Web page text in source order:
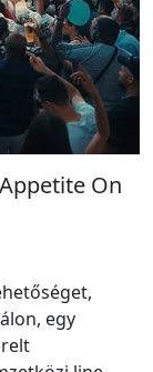
On
egy